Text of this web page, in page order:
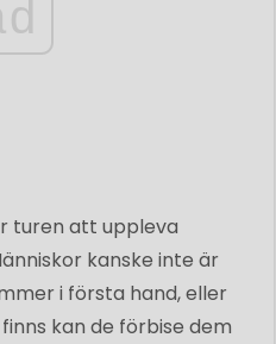
turen att uppleva
kanske inte är
i första hand, eller
kan de förbise dem